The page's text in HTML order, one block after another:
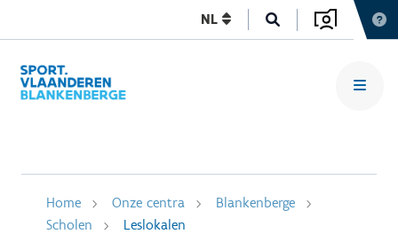
NL
Home Onze centra
Blankenberge
Scholen
Leslokalen